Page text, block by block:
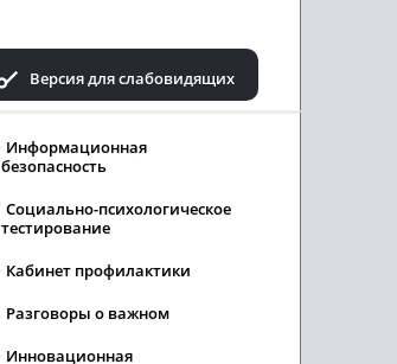
Версия для слабовидящих
Информационная
безопасность
Социально-психологическое
тестирование
Кабинет профилактики
Разговоры о важном
Инновационная